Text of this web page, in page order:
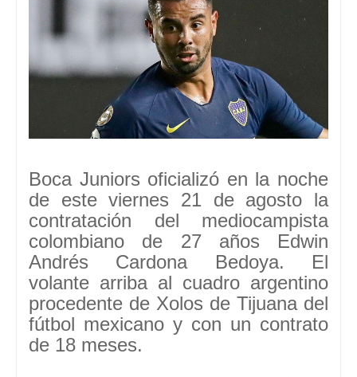
Boca Juniors oficializó en la noche
de este viernes 21 de agosto la
contratación del mediocampista
colombiano de 27 años Edwin
Andrés Cardona Bedoya. El
volante arriba al cuadro argentino
procedente de Xolos de Tijuana del
fútbol mexicano y con un contrato
de 18 meses.